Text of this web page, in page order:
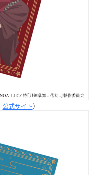
公式サイト）